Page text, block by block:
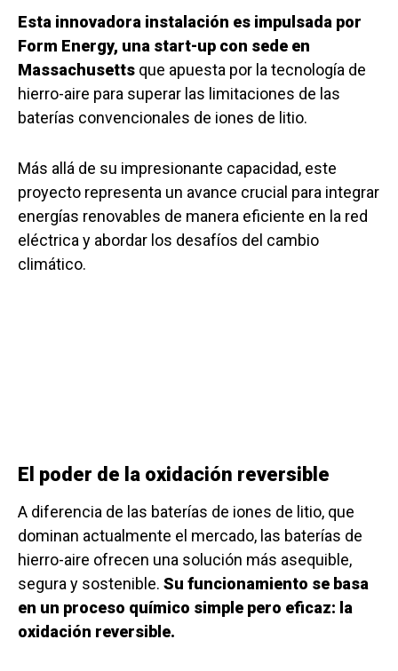
Esta innovadora instalación es impulsada por
Form Energy, una start-up con sede en
Massachusetts que apuesta por la tecnología de
hierro-aire para superar las limitaciones de las
baterías convencionales de iones de litio.
Más allá de su impresionante capacidad, este
proyecto representa un avance crucial para integrar
energías renovables de manera eficiente en la red
eléctrica y abordar los desafíos del cambio
climático.
El poder de la oxidación reversible
A diferencia de las baterías de iones de litio, que
dominan actualmente el mercado, las baterías de
hierro-aire ofrecen una solución más asequible,
segura y sostenible. Su funcionamiento se basa
en un proceso químico simple pero eficaz: la
oxidación reversible.